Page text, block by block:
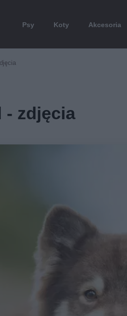
Psy Koty Akcesoria
- zdjęcia